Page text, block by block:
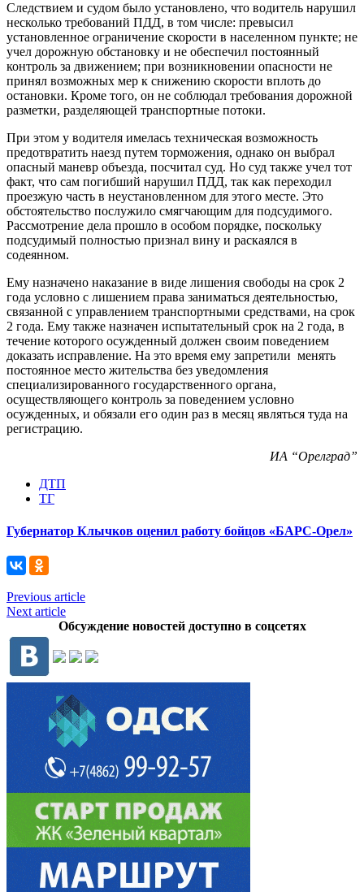
Следствием и судом было установлено, что водитель нарушил
несколько требований ПДД, в том числе: превысил
установленное ограничение скорости в населенном пункте; не
учел дорожную обстановку и не обеспечил постоянный
контроль за движением; при возникновении опасности не
принял возможных мер к снижению скорости вплоть до
остановки. Кроме того, он не соблюдал требования дорожной
разметки, разделяющей транспортные потоки.
При этом у водителя имелась техническая возможность
предотвратить наезд путем торможения, однако он выбрал
опасный маневр объезда, посчитал суд. Но суд также учел тот
факт, что сам погибший нарушил ПДД, так как переходил
проезжую часть в неустановленном для этого месте. Это
обстоятельство послужило смягчающим для подсудимого.
Рассмотрение дела прошло в особом порядке, поскольку
подсудимый полностью признал вину и раскаялся в
содеянном.
Ему назначено наказание в виде лишения свободы на срок 2
года условно с лишением права заниматься деятельностью,
связанной с управлением транспортными средствами, на срок
2 года. Ему также назначен испытательный срок на 2 года, в
течение которого осужденный должен своим поведением
доказать исправление. На это время ему запретили менять
постоянное место жительства без уведомления
специализированного государственного органа,
осуществляющего контроль за поведением условно
осужденных, и обязали его один раз в месяц являться туда на
регистрацию.
ИА “Орелград”
ДТП
ТГ
Губернатор Клычков оценил работу бойцов «БАРС-Орел»
Previous article
Next article
Обсуждение новостей доступно в соцсетях